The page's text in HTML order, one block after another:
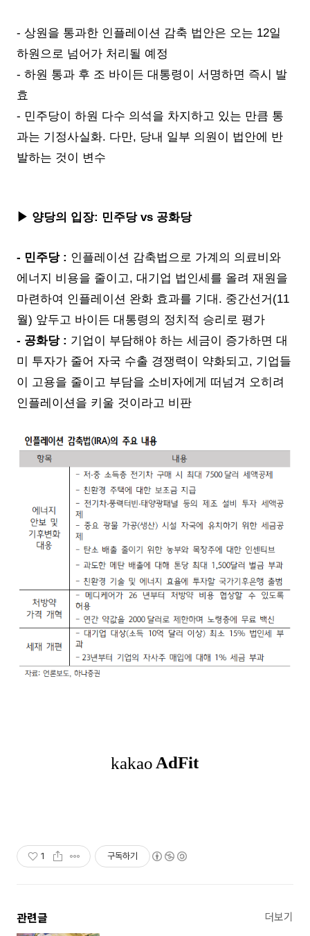
- 상원을 통과한 인플레이션 감축 법안은 오는 12일
하원으로 넘어가 처리될 예정
- 하원 통과 후 조 바이든 대통령이 서명하면 즉시 발
효
- 민주당이 하원 다수 의석을 차지하고 있는 만큼 통
과는 기정사실화. 다만, 당내 일부 의원이 법안에 반
발하는 것이 변수
▶ 양당의 입장: 민주당 vs 공화당
- 민주당 : 인플레이션 감축법으로 가계의 의료비와
에너지 비용을 줄이고, 대기업 법인세를 올려 재원을
마련하여 인플레이션 완화 효과를 기대. 중간선거(11
월) 앞두고 바이든 대통령의 정치적 승리로 평가
- 공화당 : 기업이 부담해야 하는 세금이 증가하면 대
미 투자가 줄어 자국 수출 경쟁력이 약화되고, 기업들
이 고용을 줄이고 부담을 소비자에게 떠넘겨 오히려
인플레이션을 키울 것이라고 비판
1 구독하기
관련글 더보기